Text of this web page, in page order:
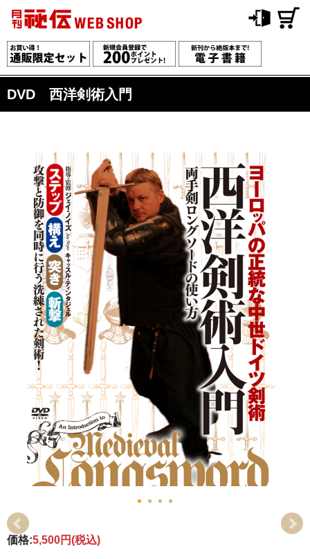
DVD 西洋剣術入門
価格:5,500円(税込)